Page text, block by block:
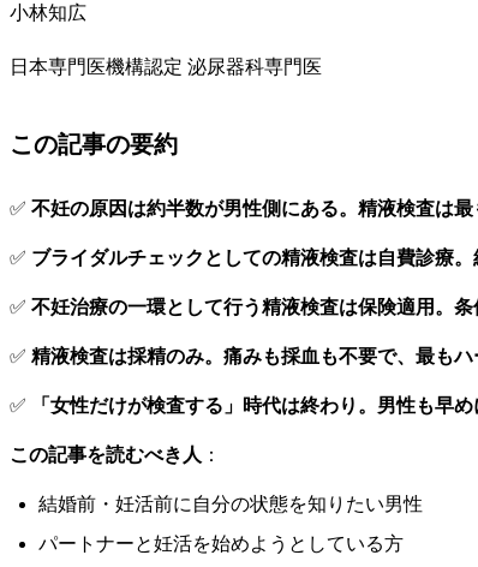
小林知広
日本専門医機構認定 泌尿器科専門医
この記事の要約
✅ 不妊の原因は約半数が男性側にある。精液検査は
✅ ブライダルチェックとしての精液検査は自費診療
✅ 不妊治療の一環として行う精液検査は保険適用。
✅ 精液検査は採精のみ。痛みも採血も不要で、最も
✅ 「女性だけが検査する」時代は終わり。男性も早
この記事を読むべき人 ：
結婚前・妊活前に自分の状態を知りたい男性
パートナーと妊活を始めようとしている方